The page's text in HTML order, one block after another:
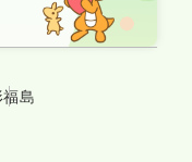
福島